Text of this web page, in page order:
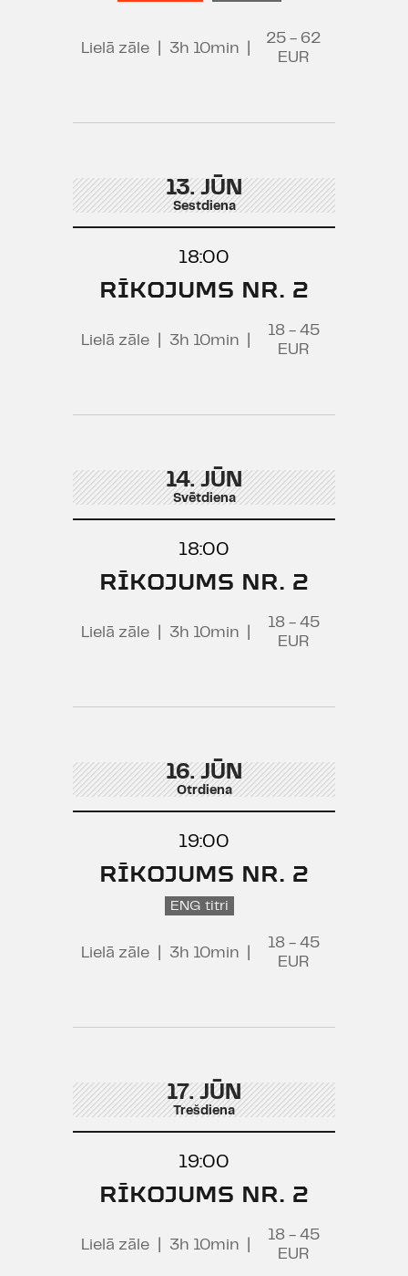
Lielā zāle 3h 10min
25 - 62
EUR
13. JŪN
Sestdiena
18:00
RĪKOJUMS NR. 2
Lielā zāle 3h 10min
18 - 45
EUR
14. JŪN
Svētdiena
18:00
RĪKOJUMS NR. 2
Lielā zāle 3h 10min
18 - 45
EUR
16. JŪN
Otrdiena
19:00
RĪKOJUMS NR. 2
ENG titri
Lielā zāle 3h 10min
18 - 45
EUR
17. JŪN
Trešdiena
19:00
RĪKOJUMS NR. 2
Lielā zāle 3h 10min
18 - 45
EUR